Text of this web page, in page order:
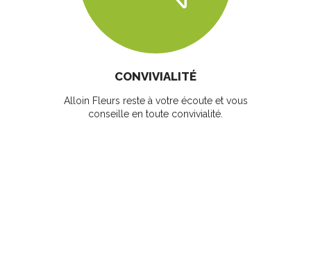
CONVIVIALITÉ
Alloin Fleurs reste à votre écoute et vous
conseille en toute convivialité.